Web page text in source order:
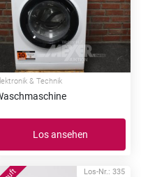
& Technik
Los ansehen
Los-Nr.: 335